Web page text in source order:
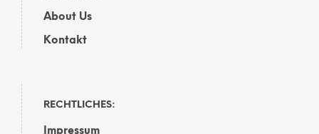
About Us
Kontakt
RECHTLICHES:
Impressum